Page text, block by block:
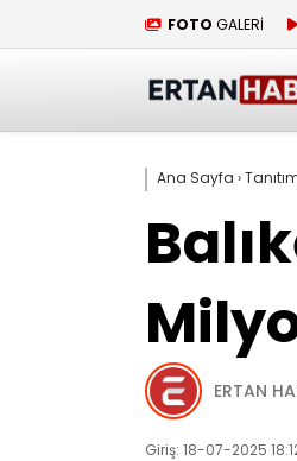
FOTO GALERİ
Ana Sayfa ›
ERTAN
Giriş: 18-07-2025